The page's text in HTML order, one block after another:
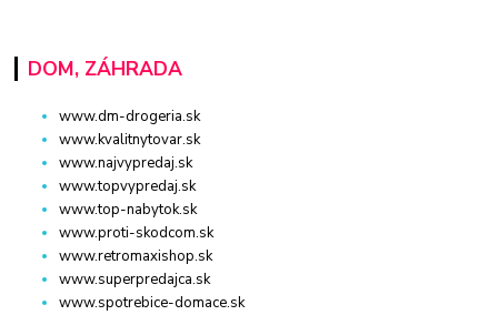
DOM, ZÁHRADA
www.dm-drogeria.sk
www.kvalitnytovar.sk
www.najvypredaj.sk
www.topvypredaj.sk
www.top-nabytok.sk
www.proti-skodcom.sk
www.retromaxishop.sk
www.superpredajca.sk
www.spotrebice-domace.sk